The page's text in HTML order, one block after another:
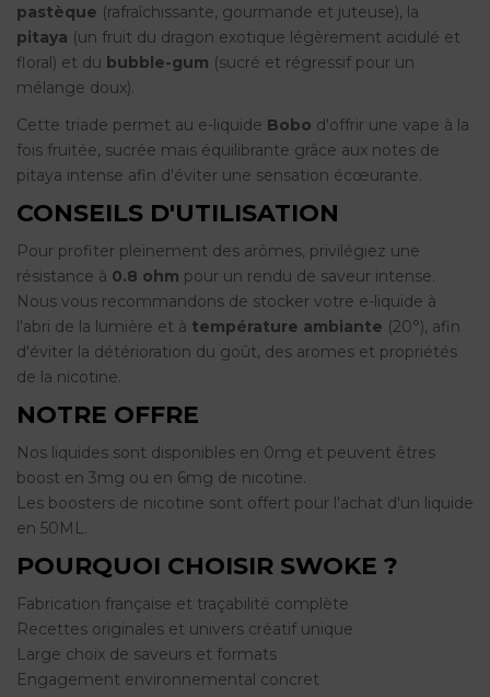
pastèque (rafraîchissante, gourmande et juteuse), la
pitaya (un fruit du dragon exotique légèrement acidulé et
floral) et du bubble-gum (sucré et régressif pour un
mélange doux).
Cette triade permet au e-liquide Bobo d'offrir une vape à la
fois fruitée, sucrée mais équilibrante grâce aux notes de
pitaya intense afin d'éviter une sensation écœurante.
CONSEILS D'UTILISATION
Pour profiter pleinement des arômes, privilégiez une
résistance à 0.8 ohm pour un rendu de saveur intense.
Nous vous recommandons de stocker votre e-liquide à
l'abri de la lumière et à température ambiante (20°), afin
d'éviter la détérioration du goût, des aromes et propriétés
de la nicotine.
NOTRE OFFRE
Nos liquides sont disponibles en 0mg et peuvent êtres
boost en 3mg ou en 6mg de nicotine.
Les boosters de nicotine sont offert pour l'achat d'un liquide
en 50ML.
POURQUOI CHOISIR SWOKE ?
Fabrication française et traçabilité complète
Recettes originales et univers créatif unique
Large choix de saveurs et formats
Engagement environnemental concret